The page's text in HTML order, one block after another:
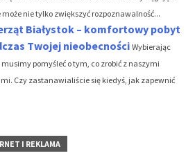
nie tylko zwiększyć rozpoznawalność...
Białystok – komfortowy pobyt
Twojej nieobecności Wybierając
musimy pomyśleć o tym, co zrobić z naszymi
Czy zastanawialiście się kiedyś, jak zapewnić
I REKLAMA